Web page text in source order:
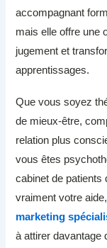
accompagnant
mais elle offre une
jugement et
apprentissages.
Que vous soyez
de mieux-être,
relation plus
vous êtes
cabinet de patients
vraiment votre
marketing
à attirer davantage